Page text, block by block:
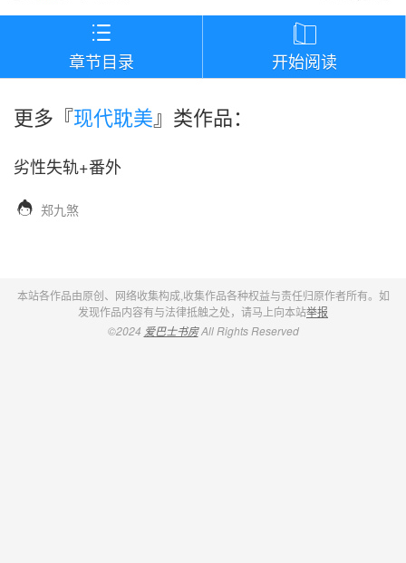

章节目录

开始阅读
更多『现代耽美』类作品：
劣性失轨+番外
 郑九煞
本站各作品由原创、网络收集构成,收集作品各种权益与责任归原作者所有。如
发现作品内容有与法律抵触之处，请马上向本站举报
©2024 爱巴士书房All Rights Reserved